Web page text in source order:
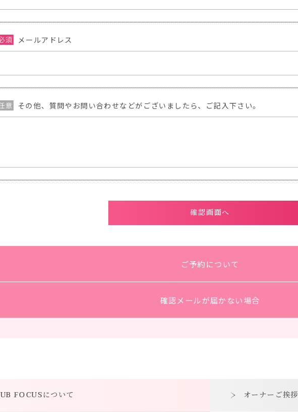
メールアドレス
その他、質問やお問い合わせなどがございましたら、ご記入下さい。
ご予約について
確認メールが届かない場合
FOCUSについて オーナーご挨拶